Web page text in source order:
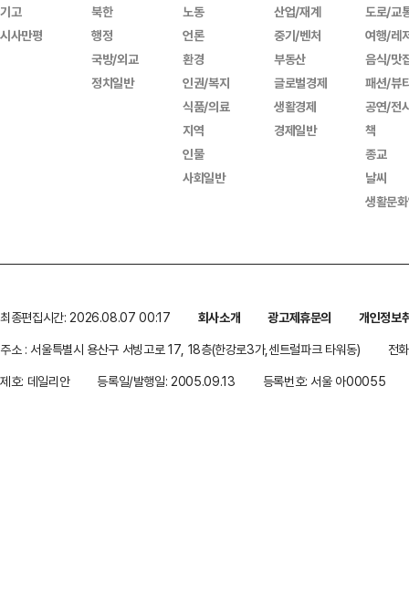
기고
시사만평
북한
행정
국방/외교
정치일반
노동
언론
환경
인권/복지
식품/의료
지역
인물
사회일반
산업/재계
중기/벤처
부동산
글로벌경제
생활경제
경제일반
도로/교
여행/레
음식/맛
패션/뷰
공연/전
책
종교
날씨
생활문
최종편집시간: 2026.08.07 00:17 회사소개 광고제휴문의
개인정보
주소 : 서울특별시 용산구 서빙고로 17, 18층(한강로3가,센트럴파크 타워동)
전
제호: 데일리안
등록일/발행일: 2005.09.13 등록번호: 서울 아00055